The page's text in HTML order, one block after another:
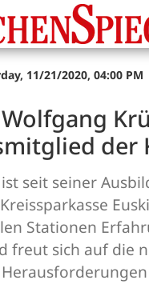
11/21/2020, 04:00 PM
der
seit seiner
Stationen
freut sich auf die